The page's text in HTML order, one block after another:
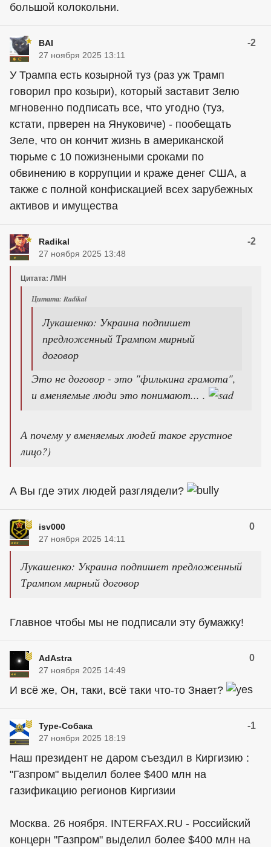
большой колокольни.
BAI -2
27 ноября 2025 13:11
У Трампа есть козырной туз (раз уж Трамп
говорил про козыри), который заставит Зелю
мгновенно подписать все, что угодно (туз,
кстати, прверен на Януковиче) - пообещать
Зеле, что он кончит жизнь в американской
тюрьме с 10 пожизнеными сроками по
обвинению в коррупции и краже денег США, а
также с полной конфискацией всех зарубежных
активов и имущества
Radikal -2
27 ноября 2025 13:48
Цитата: ЛМН
Цитата: Radikal
Лукашенко: Украина подпишет
предложенный Трампом мирный
договор
Это не договор - это "филькина грамота",
и вменяемые люди это понимают... .
А почему у вменяемых людей такое грустное
лицо?)
А Вы где этих людей разглядели?
isv000 0
27 ноября 2025 14:11
Лукашенко: Украина подпишет предложенный
Трампом мирный договор
Главное чтобы мы не подписали эту бумажку!
AdAstra 0
27 ноября 2025 14:49
И всё же, Он, таки, всё таки что-то Знает?
Туре-Собака -1
27 ноября 2025 18:19
Наш президент не даром съездил в Киргизию :
"Газпром" выделил более $400 млн на
газификацию регионов Киргизии
Москва. 26 ноября. INTERFAX.RU - Российский
концерн "Газпром" выделил более $400 млн на